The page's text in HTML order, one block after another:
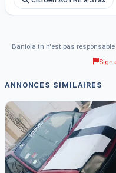
- Climatisation
- Régulateur de vitesse
- Système de navigation
- Sièges chauffants
- Climatisation automatique
- Sièges en cuir
- Écran tactile
Contactez-nous pour plus
véhicule disponible en
Baniola.tn n'est pas
ANNONCES SIMILAIRES